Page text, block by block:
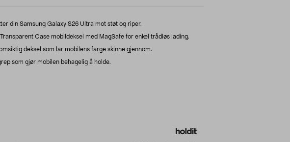
din Samsung Galaxy S26 Ultra mot støt og riper.
Case mobildeksel med MagSafe for enkel trådløs lading.
deksel som lar mobilens farge skinne gjennom.
som gjør mobilen behagelig å holde.